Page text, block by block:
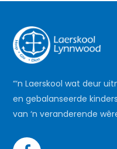
“‘n Laerskool wat deur
en gebalanseerde
van ‘n veranderende